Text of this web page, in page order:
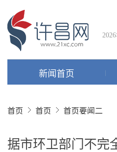
新闻首页
首页 首页 首页要闻二
据市环卫部门不